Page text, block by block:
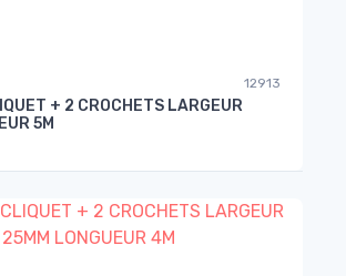
12913
+ 2 CROCHETS LARGEUR
5M